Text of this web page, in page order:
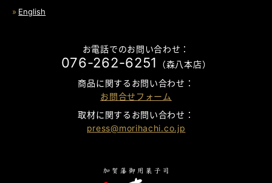
English
お電話でのお問い合わせ：
076-262-6251
（森八本店）
商品に関するお問い合わせ：
お問合せフォーム
取材に関するお問い合わせ：
press@morihachi.co.jp